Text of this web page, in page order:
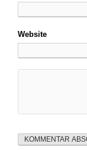
Website